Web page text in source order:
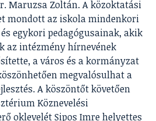
Maruzsa Zoltán. A közoktatási
mondott az iskola mindenkori
egykori pedagógusainak, akik
az intézmény hírnevének
a város és a kormányzat
megvalósulhat a
A köszöntőt követően
Köznevelési
oklevelét Sipos Imre helyettes